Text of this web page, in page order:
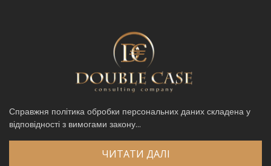
Справжня політика обробки персональних даних складена у
відповідності з вимогами закону...
ЧИТАТИ ДАЛІ